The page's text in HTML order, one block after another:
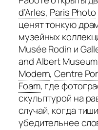
d’Arles, Paris Photo
ценят тонкую
музейных
Musée Rodin и
and Albert
Modern, Centre
Foam, где
скульптурой на
случай, когда
убедительнее